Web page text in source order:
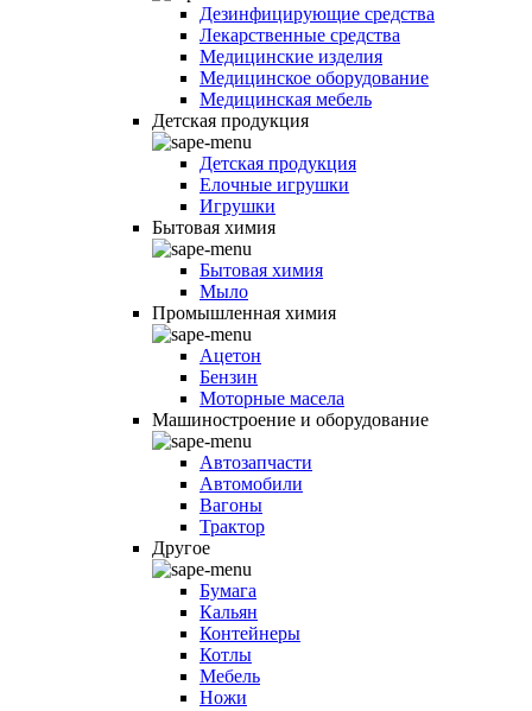
Дезинфицирующие средства
Лекарственные средства
Медицинские изделия
Медицинское оборудование
Медицинская мебель
Детская продукция
Детская продукция
Елочные игрушки
Игрушки
Бытовая химия
Бытовая химия
Мыло
Промышленная химия
Ацетон
Бензин
Моторные масела
Машиностроение и оборудование
Автозапчасти
Автомобили
Вагоны
Трактор
Другое
Бумага
Кальян
Контейнеры
Котлы
Мебель
Ножи